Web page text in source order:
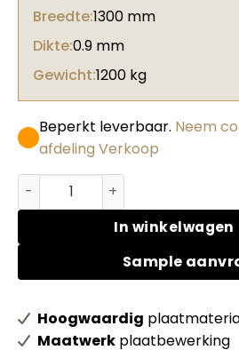
Breedte:1300 mm
Dikte:0.9 mm
Gewicht:1200 kg
Beperkt leverbaar. Neem
afdeling Verkoop
Abet HPL 662 Aquarama Teak
In winkelwagen
Sample
Hoogwaardig
Maatwerk plaatbewerking